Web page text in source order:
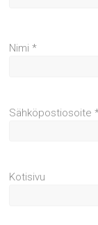
Nimi*
Sähköpostiosoite
Kotisivu